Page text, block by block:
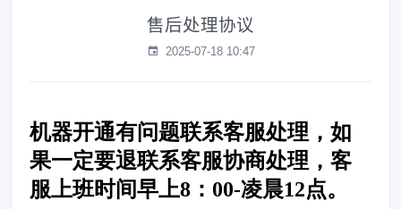
售后处理协议
2025-07-18 10:47